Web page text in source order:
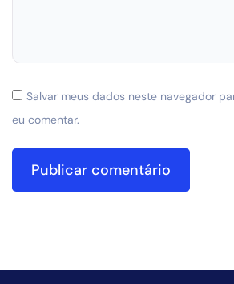
Salvar meus dados neste navegador
eu comentar.